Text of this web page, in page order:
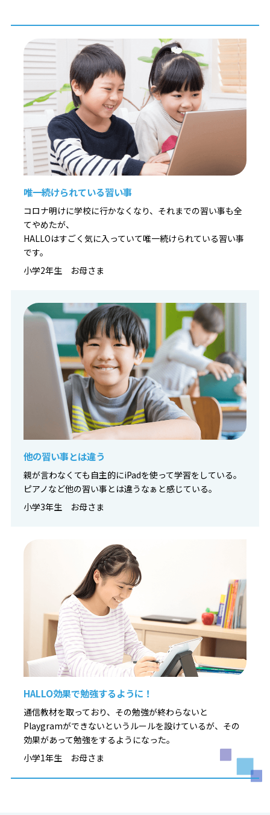
唯一続けられている習い事
コロナ明けに学校に行かなくなり、それまでの習い事も全
てやめたが、
HALLOはすごく気に入っていて唯一続けられている習い事
です。
小学2年生 お母さま
他の習い事とは違う
親が言わなくても自主的にiPadを使って学習をしている。
ピアノなど他の習い事とは違うなぁと感じている。
小学3年生 お母さま
HALLO効果で勉強するように！
通信教材を取っており、その勉強が終わらないと
Playgramができないというルールを設けているが、その
効果があって勉強をするようになった。
小学1年生 お母さま